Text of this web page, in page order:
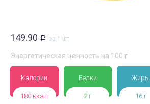
149.90 Р за 1 шт
Энергетическая ценность на 100 г
Калории
180 ккал
Белки
2 г
Жиры
16 г